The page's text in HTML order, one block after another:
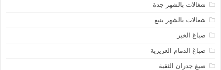
شغالات بالشهر جدة
شغالات بالشهر ينبع
صباغ الخبر
صباغ الدمام العزيزية
صبغ جدران الثقبة